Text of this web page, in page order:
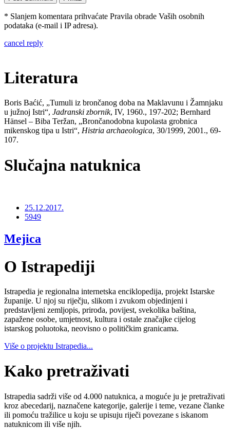
* Slanjem komentara prihvaćate Pravila obrade Vaših osobnih
podataka (e-mail i IP adresa).
cancel reply
Literatura
Boris Baćić, „Tumuli iz brončanog doba na Maklavunu i Žamnjaku
u južnoj Istri“, Jadranski zbornik, IV, 1960., 197-202; Bernhard
Hänsel – Biba Teržan, „Brončanodobna kupolasta grobnica
mikenskog tipa u Istri“, Histria archaeologica, 30/1999, 2001., 69-
107.
Slučajna natuknica
25.12.2017.
5949
Mejica
O Istrapediji
Istrapedia je regionalna internetska enciklopedija, projekt Istarske
županije. U njoj su riječju, slikom i zvukom objedinjeni i
predstavljeni zemljopis, priroda, povijest, svekolika baština,
zapažene osobe, umjetnost, kultura i ostale značajke cijelog
istarskog poluotoka, neovisno o političkim granicama.
Više o projektu Istrapedia...
Kako pretraživati
Istrapedia sadrži više od 4.000 natuknica, a moguće ju je pretraživati
kroz abecedarij, naznačene kategorije, galerije i teme, vezane članke
ili pomoću tražilice u koju se upisuju riječi povezane s iskanom
natuknicom ili više njih.